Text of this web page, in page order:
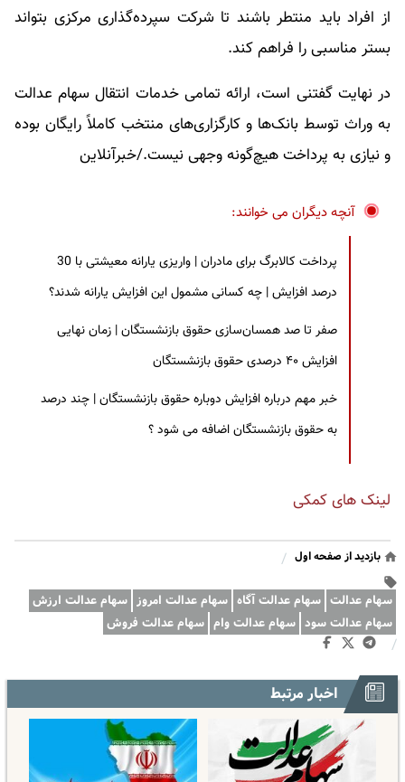
از افراد باید منتطر باشند تا شرکت سپرده‌گذاری مرکزی بتواند
بستر مناسبی را فراهم کند.
در نهایت گفتنی است، ارائه تمامی خدمات انتقال سهام عدالت
به وراث توسط بانک‌ها و کارگزاری‌های منتخب کاملاً رایگان بوده
و نیازی به پرداخت هیچ‌گونه وجهی نیست./خبرآنلاین
آنچه دیگران می خوانند:
پرداخت کالابرگ برای مادران | واریزی یارانه معیشتی با 30
درصد افزایش | چه کسانی مشمول این افزایش یارانه شدند؟
صفر تا صد همسان‌سازی حقوق بازنشستگان | زمان نهایی
افزایش ۴۰ درصدی حقوق بازنشستگان
خبر مهم درباره افزایش دوباره حقوق بازنشستگان | چند درصد
به حقوق بازنشستگان اضافه می شود ؟
لینک های کمکی
بازدید از صفحه اول /
سهام عدالت سهام عدالت آگاه سهام عدالت امروز سهام عدالت ارزش
سهام عدالت سود سهام عدالت وام سهام عدالت فروش
/
اخبار مرتبط